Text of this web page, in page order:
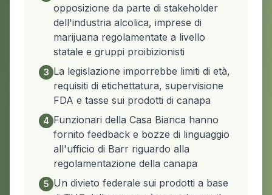
opposizione da parte di stakeholder
dell'industria alcolica, imprese di
marijuana regolamentate a livello
statale e gruppi proibizionisti
3 La legislazione imporrebbe limiti di età,
requisiti di etichettatura, supervisione
FDA e tasse sui prodotti di canapa
4 Funzionari della Casa Bianca hanno
fornito feedback e bozze di linguaggio
all'ufficio di Barr riguardo alla
regolamentazione della canapa
5 Un divieto federale sui prodotti a base